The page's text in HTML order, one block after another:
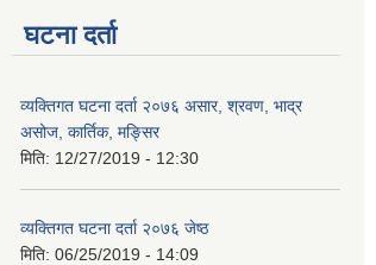
घटना दर्ता
व्यक्तिगत घटना दर्ता २०७६ असार, श्रवण, भाद्र
असोज, कार्तिक, मङ्सिर
मिति: 12/27/2019 - 12:30
व्यक्तिगत घटना दर्ता २०७६ जेष्ठ
मिति: 06/25/2019 - 14:09